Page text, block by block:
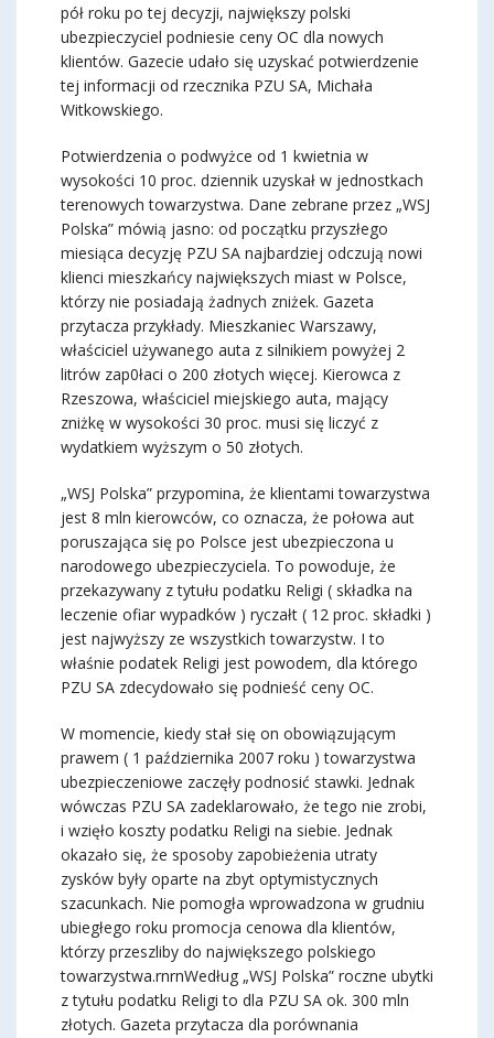
pół roku po tej decyzji, największy polski
ubezpieczyciel podniesie ceny OC dla nowych
klientów. Gazecie udało się uzyskać potwierdzenie
tej informacji od rzecznika PZU SA, Michała
Witkowskiego.
Potwierdzenia o podwyżce od 1 kwietnia w
wysokości 10 proc. dziennik uzyskał w jednostkach
terenowych towarzystwa. Dane zebrane przez „WSJ
Polska” mówią jasno: od początku przyszłego
miesiąca decyzję PZU SA najbardziej odczują nowi
klienci mieszkańcy największych miast w Polsce,
którzy nie posiadają żadnych zniżek. Gazeta
przytacza przykłady. Mieszkaniec Warszawy,
właściciel używanego auta z silnikiem powyżej 2
litrów zap0łaci o 200 złotych więcej. Kierowca z
Rzeszowa, właściciel miejskiego auta, mający
zniżkę w wysokości 30 proc. musi się liczyć z
wydatkiem wyższym o 50 złotych.
„WSJ Polska” przypomina, że klientami towarzystwa
jest 8 mln kierowców, co oznacza, że połowa aut
poruszająca się po Polsce jest ubezpieczona u
narodowego ubezpieczyciela. To powoduje, że
przekazywany z tytułu podatku Religi ( składka na
leczenie ofiar wypadków ) ryczałt ( 12 proc. składki )
jest najwyższy ze wszystkich towarzystw. I to
właśnie podatek Religi jest powodem, dla którego
PZU SA zdecydowało się podnieść ceny OC.
W momencie, kiedy stał się on obowiązującym
prawem ( 1 października 2007 roku ) towarzystwa
ubezpieczeniowe zaczęły podnosić stawki. Jednak
wówczas PZU SA zadeklarowało, że tego nie zrobi,
i wzięło koszty podatku Religi na siebie. Jednak
okazało się, że sposoby zapobieżenia utraty
zysków były oparte na zbyt optymistycznych
szacunkach. Nie pomogła wprowadzona w grudniu
ubiegłego roku promocja cenowa dla klientów,
którzy przeszliby do największego polskiego
towarzystwa.rnrnWedług „WSJ Polska” roczne ubytki
z tytułu podatku Religi to dla PZU SA ok. 300 mln
złotych. Gazeta przytacza dla porównania